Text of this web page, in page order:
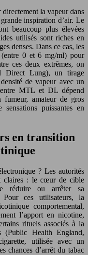
la vapeur dans
inspiration d’air. Le
beaucoup plus élevées
utilisés sont riches en
denses. Dans ce cas, les
0 et 6 mg/ml) pour
ces deux extrêmes, on
Direct Lung), un tirage
de vapeur avec un
MTL et DL dépend
fumeur, amateur de gros
puissantes en
en transition
? Les autorités
claires : le cœur de cible
réduire ou arrêter sa
Pour ces utilisateurs, la
comportemental,
l’apport en nicotine,
rituels associés à la
(Public Health England,
utilisée avec un
chances d’arrêt du tabac